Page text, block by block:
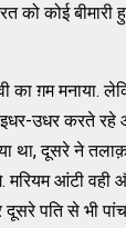
को कोई बीमारी
का ग़म मनाया.
उधर करते रहे
था, दूसरे ने
आंटी वही
पति से भी